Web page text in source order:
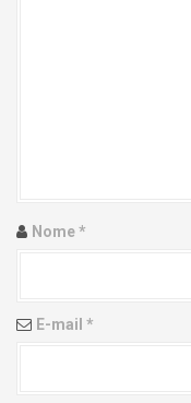
i
n
Nome*
E-mail *